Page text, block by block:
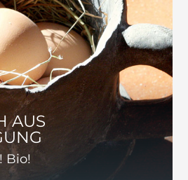
AUS
Bio!